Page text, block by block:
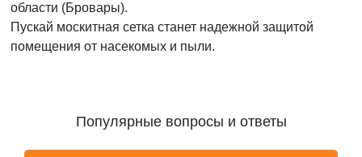
области (Бровары).
Пускай москитная сетка станет надежной защитой
помещения от насекомых и пыли.
Популярные вопросы и ответы